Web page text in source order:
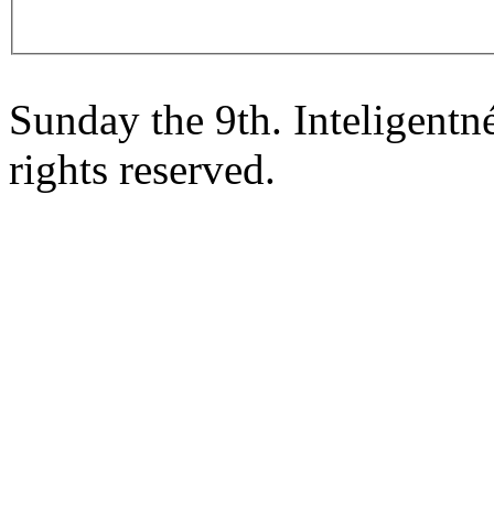
Sunday the 9th.
rights reserved.